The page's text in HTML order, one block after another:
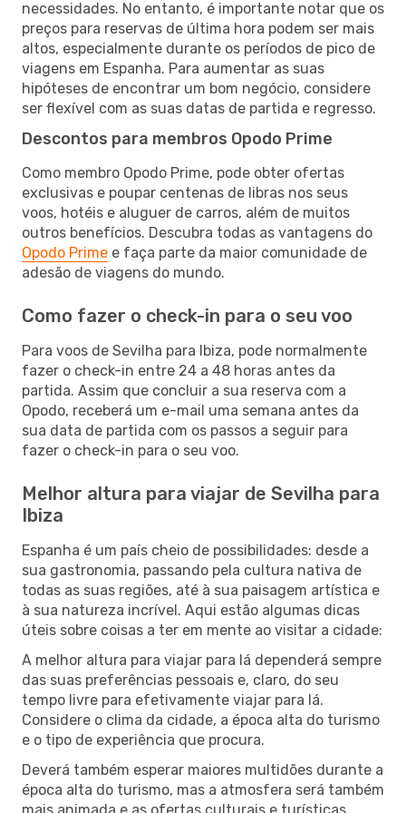
necessidades. No entanto, é importante notar que os
preços para reservas de última hora podem ser mais
altos, especialmente durante os períodos de pico de
viagens em Espanha. Para aumentar as suas
hipóteses de encontrar um bom negócio, considere
ser flexível com as suas datas de partida e regresso.
Descontos para membros Opodo Prime
Como membro Opodo Prime, pode obter ofertas
exclusivas e poupar centenas de libras nos seus
voos, hotéis e aluguer de carros, além de muitos
outros benefícios. Descubra todas as vantagens do
Opodo Prime e faça parte da maior comunidade de
adesão de viagens do mundo.
Como fazer o check-in para o seu voo
Para voos de Sevilha para Ibiza, pode normalmente
fazer o check-in entre 24 a 48 horas antes da
partida. Assim que concluir a sua reserva com a
Opodo, receberá um e-mail uma semana antes da
sua data de partida com os passos a seguir para
fazer o check-in para o seu voo.
Melhor altura para viajar de Sevilha para
Ibiza
Espanha é um país cheio de possibilidades: desde a
sua gastronomia, passando pela cultura nativa de
todas as suas regiões, até à sua paisagem artística e
à sua natureza incrível. Aqui estão algumas dicas
úteis sobre coisas a ter em mente ao visitar a cidade:
A melhor altura para viajar para lá dependerá sempre
das suas preferências pessoais e, claro, do seu
tempo livre para efetivamente viajar para lá.
Considere o clima da cidade, a época alta do turismo
e o tipo de experiência que procura.
Deverá também esperar maiores multidões durante a
época alta do turismo, mas a atmosfera será também